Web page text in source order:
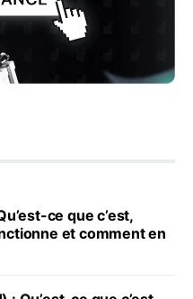
ce que c’est,
et comment en